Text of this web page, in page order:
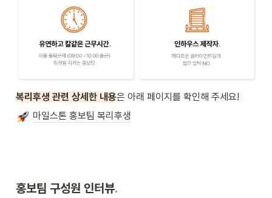
복리후생 관련 상세한 내용은 아래 페이지를 확인해 주세요!
마일스톤 홍보팀 복리후생
홍보팀 구성원 인터뷰.